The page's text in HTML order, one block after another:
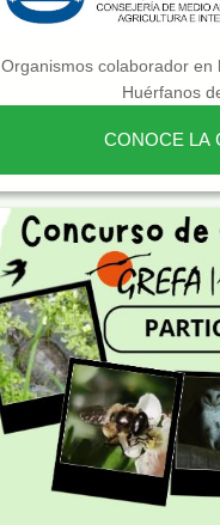
Organismos colaborador en
Huérfanos
CONOCE LA